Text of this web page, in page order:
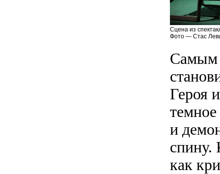
Сцена из
Фото — Стас
Самым
Героя
и
спину.
как